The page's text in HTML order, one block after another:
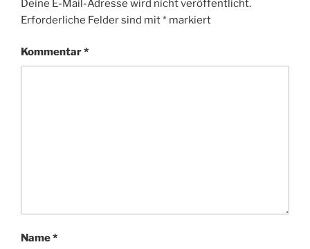
Deine E-Mail-Adresse wird nicht veröffentlicht.
Erforderliche Felder sind mit* markiert
Kommentar*
Name*